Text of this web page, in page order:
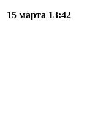
15 марта 13:42